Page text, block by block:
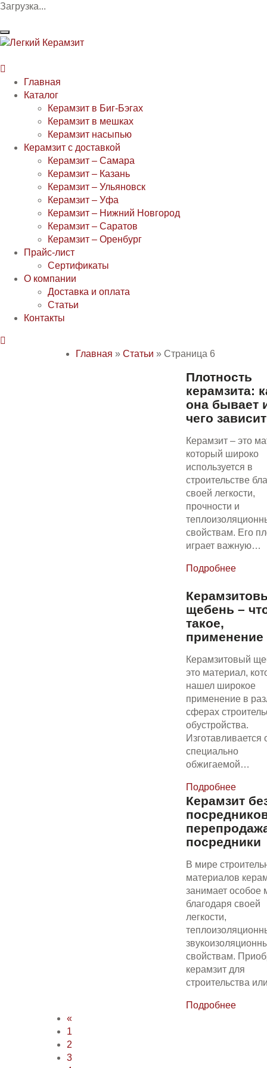
Загрузка...

Главная
Каталог
Керамзит в Биг-Бэгах
Керамзит в мешках
Керамзит насыпью
Керамзит с доставкой
Керамзит – Самара
Керамзит – Казань
Керамзит – Ульяновск
Керамзит – Уфа
Керамзит – Нижний Новгород
Керамзит – Саратов
Керамзит – Оренбург
Прайс-лист
Сертификаты
О компании
Доставка и оплата
Статьи
Контакты

Главная » Статьи » Страница 6
Плотность
керамзита:
она бывает
чего
Керамзит – это
который широко
используется в
строительстве
своей легкости,
прочности и
свойствам. Его
играет важную…
Подробнее
щебень –
такое,
применение
Керамзитовый
это материал,
нашел широкое
применение в
сферах
обустройства.
Изготавливается
специально
обжигаемой…
Подробнее
Керамзит
посредники
В мире
материалов
занимает особое
благодаря своей
легкости,
свойствам.
керамзит для
строительства
Подробнее
«
1
2
3